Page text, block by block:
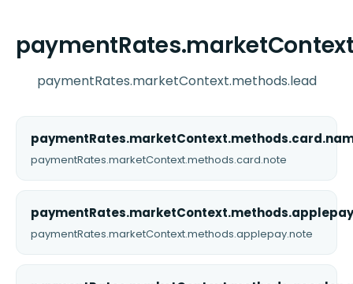
paymentRates.marketContext.methods.lead
paymentRates.marketContext.methods.card.note
paymentRates.marketContext.methods.applepay.note